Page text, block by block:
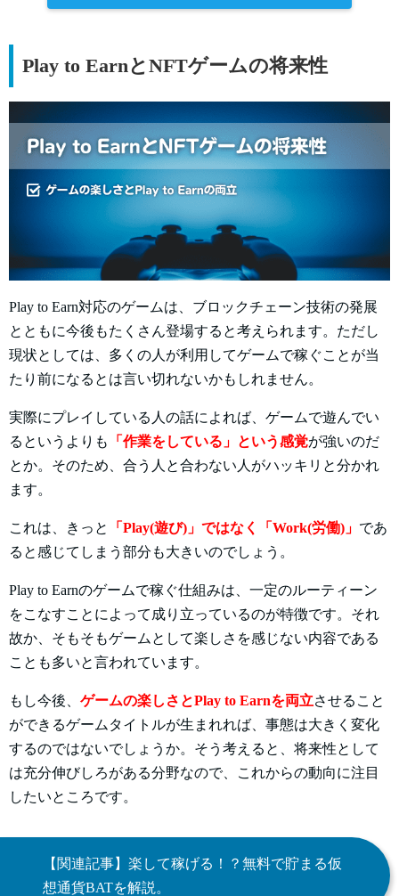
Play to EarnとNFTゲームの将来性
Play to Earn対応のゲームは、ブロックチェーン技術の発展
とともに今後もたくさん登場すると考えられます。ただし
現状としては、多くの人が利用してゲームで稼ぐことが当
たり前になるとは言い切れないかもしれません。
実際にプレイしている人の話によれば、ゲームで遊んでい
るというよりも
「作業をしている」という感覚が強いのだ
とか。そのため、合う人と合わない人がハッキリと分かれ
ます。
これは、きっと 「Play(遊び)」ではなく「Work(労働)」 であ
ると感じてしまう部分も大きいのでしょう。
Play to Earnのゲームで稼ぐ仕組みは、一定のルーティーン
をこなすことによって成り立っているのが特徴です。それ
故か、そもそもゲームとして楽しさを感じない内容である
ことも多いと言われています。
もし今後、 ゲームの楽しさとPlay to Earnを両立させること
ができるゲームタイトルが生まれれば、事態は大きく変化
するのではないでしょうか。そう考えると、将来性として
は充分伸びしろがある分野なので、これからの動向に注目
したいところです。
【関連記事】楽して稼げる！？無料で貯まる仮
想通貨BATを解説。